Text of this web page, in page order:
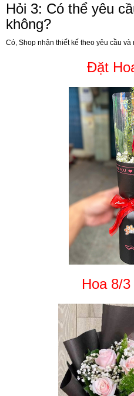
Hỏi 3: Có thể yêu
không?
Có, Shop nhận thiết kế theo yêu cầu
Đặt
Hoa 8/